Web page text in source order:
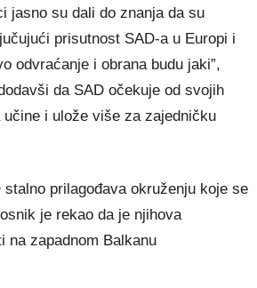
jasno su dali do znanja da su
prisutnost SAD-a u Europi i
odvraćanje i obrana budu jaki”,
da SAD očekuje od svojih
učine i ulože više za zajedničku
prilagođava okruženju koje se
je rekao da je njihova
na zapadnom Balkanu